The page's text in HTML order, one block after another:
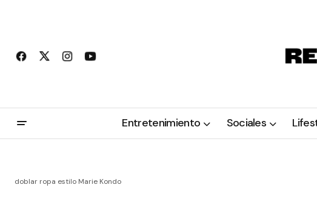
Entretenimiento Sociales
doblar ropa estilo Marie Kondo